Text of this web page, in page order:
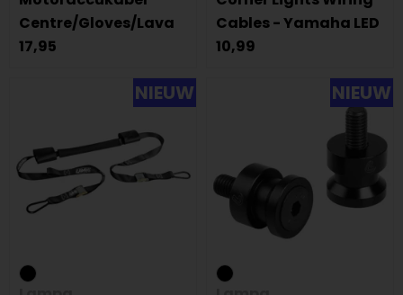
Centre/Gloves/Lava
17,95
Cables - Yamaha LED
10,99
NIEUW NIEUW